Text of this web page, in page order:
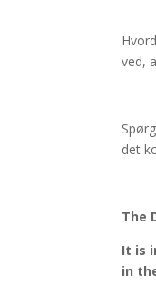
ved,
det
The
It is
in